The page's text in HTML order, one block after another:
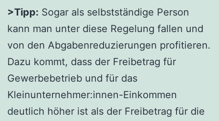
>Tipp: Sogar als selbstständige Person
kann man unter diese Regelung fallen und
von den Abgabenreduzierungen profitieren.
Dazu kommt, dass der Freibetrag für
Gewerbebetrieb und für das
Kleinunternehmer:innen-Einkommen
deutlich höher ist als der Freibetrag für die